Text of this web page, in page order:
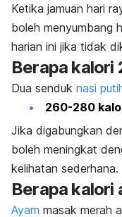
Ketika jamuan hari
boleh menyumbang
harian ini jika tidak
Berapa kalori
Dua senduk nasi
260-280
Jika digabungkan
boleh meningkat
kelihatan sederhana.
Berapa kalori
Ayam masak merah